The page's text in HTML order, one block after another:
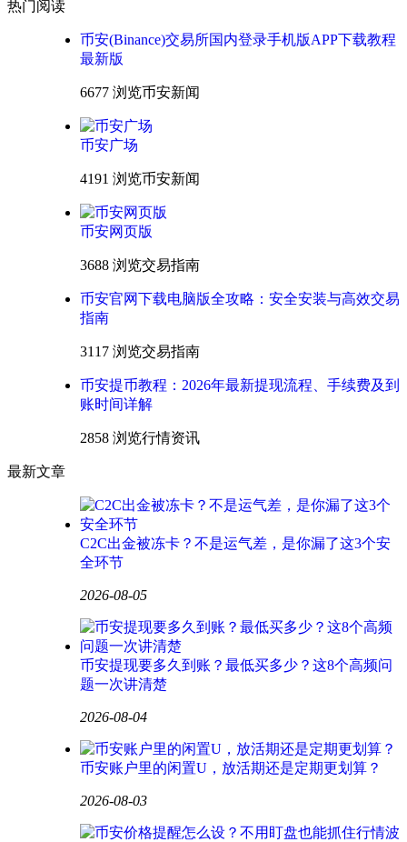
热门阅读
币安(Binance)交易所国内登录手机版APP下载教程
最新版
6677 浏览币安新闻
币安广场
4191 浏览币安新闻
币安网页版
3688 浏览交易指南
币安官网下载电脑版全攻略：安全安装与高效交易
指南
3117 浏览交易指南
币安提币教程：2026年最新提现流程、手续费及到
账时间详解
2858 浏览行情资讯
最新文章
C2C出金被冻卡？不是运气差，是你漏了这3个安
全环节
2026-08-05
币安提现要多久到账？最低买多少？这8个高频问
题一次讲清楚
2026-08-04
币安账户里的闲置U，放活期还是定期更划算？
2026-08-03